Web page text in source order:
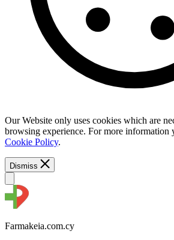
Our Website only uses cookies which are
browsing experience. For more information
Cookie Policy.
Dismiss
Farmakeia.com.cy